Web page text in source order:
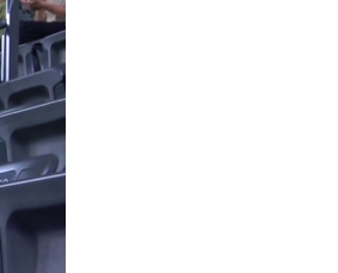
部あい
部 IKU
楽しみたい】
気に入りを見つけたい】